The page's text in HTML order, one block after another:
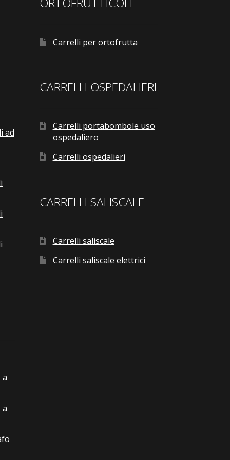
ad
a
a
Carrelli per ortofrutta
CARRELLI OSPEDALIERI
Carrelli portabombole uso
ospedaliero
Carrelli ospedalieri
CARRELLI SALISCALE
Carrelli saliscale
Carrelli saliscale elettrici